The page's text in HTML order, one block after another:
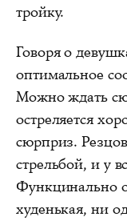
тройку.
Говоря о
оптимальное
Можно ждать
остреляется
сюрприз.
стрельбой, и у
Функцинально
худенькая, ни